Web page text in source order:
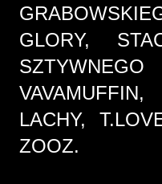
GLORY,
LACHY,
ZOOZ.